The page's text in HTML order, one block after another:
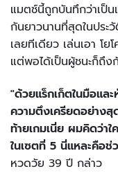
แมตช์นี้ถูกบันทึกว่าเป็
กันยาวนานที่สุดในปร
เลยทีเดียว เล่นเอา โย
แต่พอได้เป็นผู้ชนะก็ถึง
"ด้วยแร็กเก็ตในมือแล
ความตึงเครียดอย่าง
ท้ายเกมเนี่ย ผมคิดว่าใ
ในเซตที่ 5 นี่แหละคือช่
หวดวัย 39 ปี กล่าว